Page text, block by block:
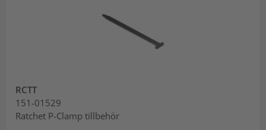
RCTT
151-01529
Ratchet P-Clamp tillbehör